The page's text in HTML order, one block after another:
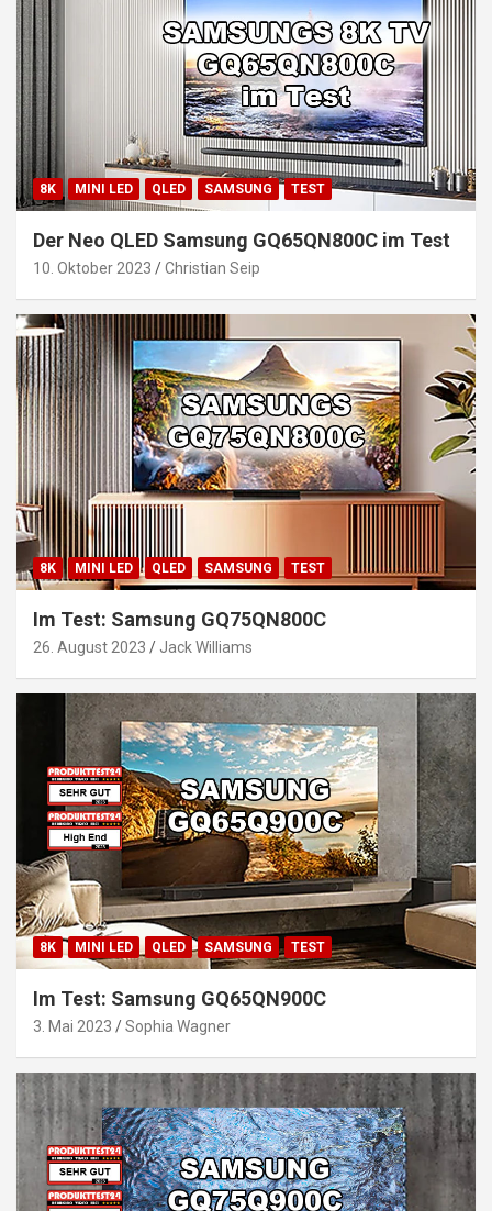
8K MINI LED QLED SAMSUNG TEST
Der Neo QLED Samsung GQ65QN800C im Test
10. Oktober 2023 Christian Seip
8K MINI LED QLED SAMSUNG TEST
Im Test: Samsung GQ75QN800C
26. August 2023 Jack Williams
8K MINI LED QLED SAMSUNG TEST
Im Test: Samsung GQ65QN900C
3. Mai 2023 Sophia Wagner